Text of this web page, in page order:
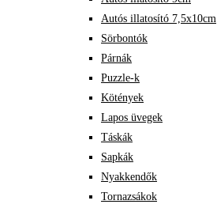
Autós illatosító 7,5x10cm
Sörbontók
Párnák
Puzzle-k
Kötények
Lapos üvegek
Táskák
Sapkák
Nyakkendők
Tornazsákok